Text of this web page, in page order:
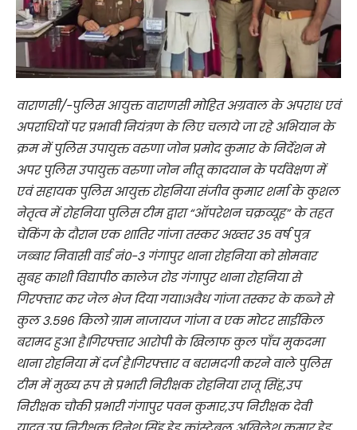
वाराणसी/-पुलिस आयुक्त वाराणसी मोहित अग्रवाल के अपराध एवं
अपराधियों पर प्रभावी नियंत्रण के लिए चलाये जा रहे अभियान के
क्रम में पुलिस उपायुक्त वरुणा जोन प्रमोद कुमार के निर्देशन मे
अपर पुलिस उपायुक्त वरुणा जोन नीतू कादयान के पर्यवेक्षण में
एवं सहायक पुलिस आयुक्त रोहनिया संजीव कुमार शर्मा के कुशल
नेतृत्व में रोहनिया पुलिस टीम द्वारा “ऑपरेशन चक्रव्यूह” के तहत
चेकिंग के दौरान एक शातिर गांजा तस्कर अख्तर 35 वर्ष पुत्र
जब्बार निवासी वार्ड नं0-3 गंगापुर थाना रोहनिया को सोमवार
सुबह काशी विद्यापीठ कालेज रोड गंगापुर थाना रोहनिया से
गिरफ्तार कर जेल भेज दिया गया।अवैध गांजा तस्कर के कब्जे से
कुल 3.596 किलो ग्राम नाजायज गांजा व एक मोटर साईकिल
बरामद हुआ है।गिरफ्तार आरोपी के खिलाफ कुल पाँच मुकदमा
थाना रोहनिया में दर्ज है।गिरफ्तार व बरामदगी करने वाले पुलिस
टीम में मुख्य रूप से प्रभारी निरीक्षक रोहनिया राजू सिंह,उप
निरीक्षक चौकी प्रभारी गंगापुर पवन कुमार,उप निरीक्षक देवी